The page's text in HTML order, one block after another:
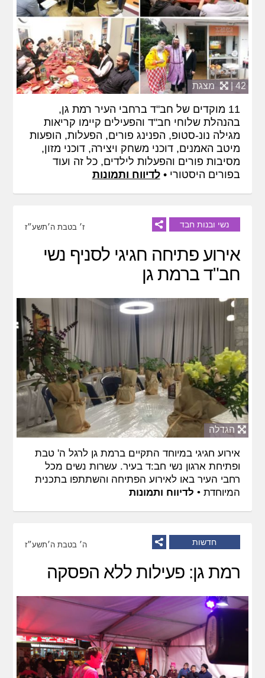
42 | מצגת
11 מוקדים של חב"ד ברחבי העיר רמת גן,
בהנהלת שלוחי חב"ד והפעילים קיימו קריאות
מגילה נונ-סטופ, הפנינג פורים, הפעלות, הופעות
מיטב האמנים, דוכני משחק ויצירה, דוכני מזון,
מסיבות פורים והפעלות לילדים, כל זה ועוד
בפורים היסטורי •לדיווח ותמונות
נשי ובנות חבד ז׳ בטבת ה׳תשע״ז
אירוע פתיחה חגיגי לסניף נשי
חב"ד ברמת גן
הגדלה
אירוע חגיגי במיוחד התקיים ברמת גן לרגל ה' טבת
ופתיחת ארגון נשי חב:ד בעיר. עשרות נשים מכל
רחבי העיר באו לאירוע הפתיחה והשתתפו בתכנית
המיוחדת • לדיווח ותמונות
חדשות ה׳ בטבת ה׳תשע״ז
רמת גן: פעילות ללא הפסקה